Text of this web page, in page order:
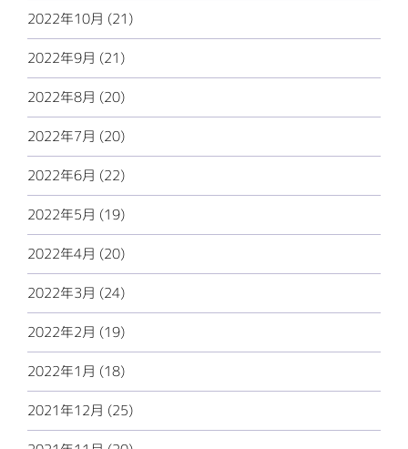
2022年10月 (21)
2022年9月 (21)
2022年8月 (20)
2022年7月 (20)
2022年6月 (22)
2022年5月 (19)
2022年4月 (20)
2022年3月 (24)
2022年2月 (19)
2022年1月 (18)
2021年12月 (25)